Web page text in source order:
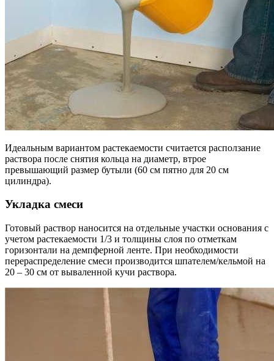
Идеальным вариантом растекаемости считается расползание
раствора после снятия кольца на диаметр, втрое
превышающий размер бутыли (60 см пятно для 20 см
цилиндра).
Укладка смеси
Готовый раствор наносится на отдельные участки основания с
учетом растекаемости 1/3 и толщины слоя по отметкам
горизонтали на демпферной ленте. При необходимости
перераспределение смеси производится шпателем/кельмой на
20 – 30 см от вываленной кучи раствора.